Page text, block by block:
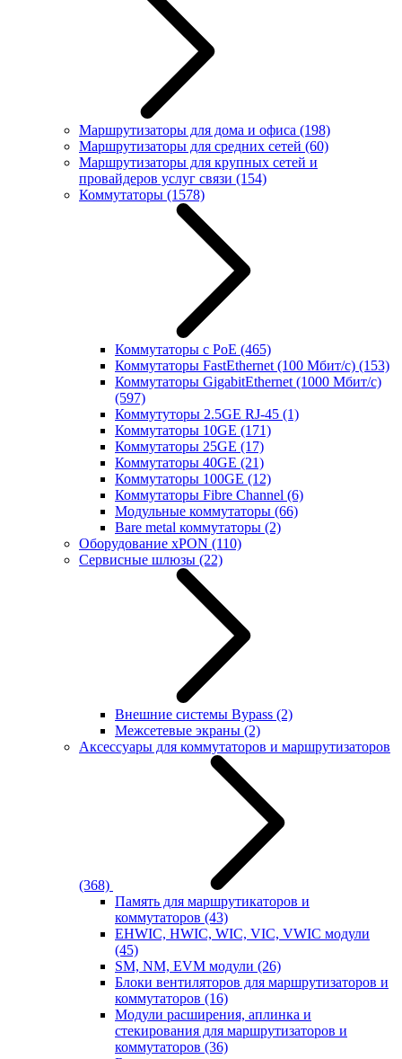
Маршрутизаторы для дома и офиса (198)
Маршрутизаторы для средних сетей (60)
Маршрутизаторы для крупных сетей и
провайдеров услуг связи (154)
Коммутаторы (1578)
Коммутаторы с PoE (465)
Коммутаторы FastEthernet (100 Мбит/с) (153)
Коммутаторы GigabitEthernet (1000 Мбит/с)
(597)
Коммутуторы 2.5GE RJ-45 (1)
Коммутаторы 10GE (171)
Коммутаторы 25GE (17)
Коммутаторы 40GE (21)
Коммутаторы 100GE (12)
Коммутаторы Fibre Channel (6)
Модульные коммутаторы (66)
Bare metal коммутаторы (2)
Оборудование xPON (110)
Сервисные шлюзы (22)
Внешние системы Bypass (2)
Межсетевые экраны (2)
Аксессуары для коммутаторов и маршрутизаторов
(368)
Память для маршрутикаторов и
коммутаторов (43)
EHWIC, HWIC, WIC, VIC, VWIC модули
(45)
SM, NM, EVM модули (26)
Блоки вентиляторов для маршрутизаторов и
коммутаторов (16)
Модули расширения, аплинка и
стекирования для маршрутизаторов и
коммутаторов (36)